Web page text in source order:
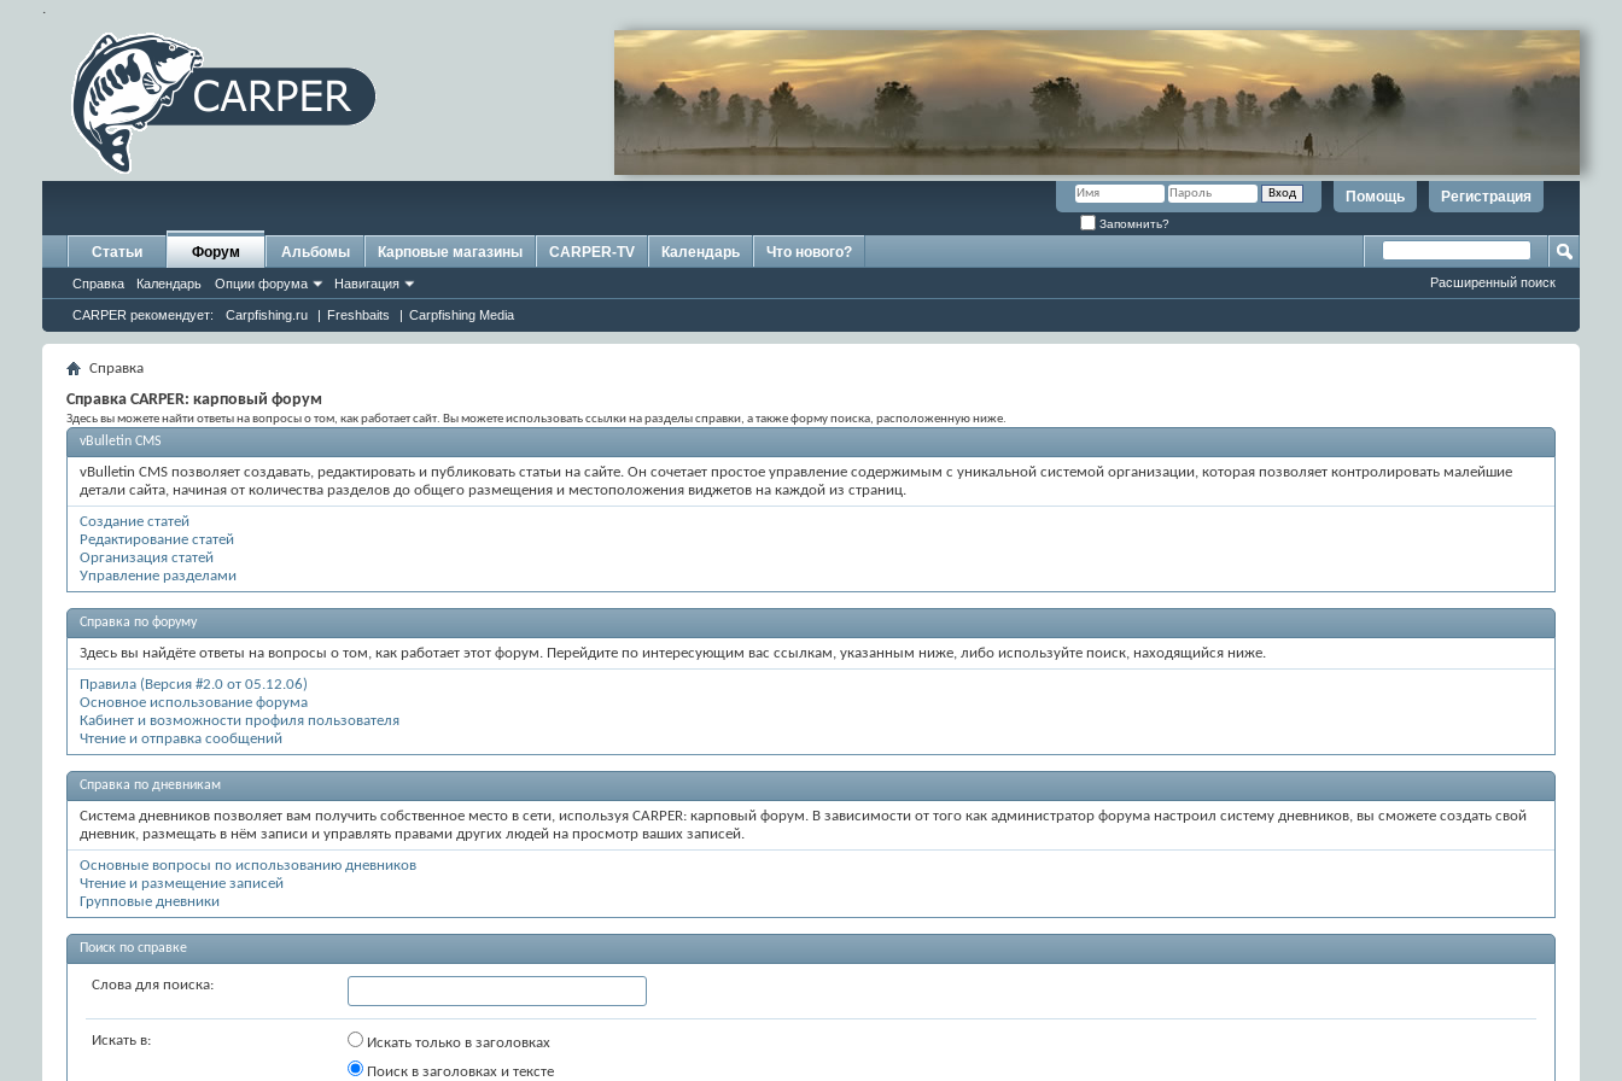
.
Регистрация
Помощь
Запомнить?
Статьи Форум
Справка Календарь Опции форума Навигация
CARPER рекомендует: Carpfishing.ru | Freshbaits | Carpfishing Media
Альбомы Карповые магазины CARPER-TV Календарь Что нового?
Расширенный поиск
Справка
Справка CARPER: карповый форум
Здесь вы можете найти ответы на вопросы о том, как работает сайт. Вы можете использовать ссылки на разделы справки, а также форму поиска, расположенную ниже.
vBulletin CMS
vBulletin CMS позволяет создавать, редактировать и публиковать статьи на сайте. Он сочетает простое управление содержимым с уникальной системой организации, которая позволяет контролировать малейшие
детали сайта, начиная от количества разделов до общего размещения и местоположения виджетов на каждой из страниц.
Создание статей
Редактирование статей
Организация статей
Управление разделами
Справка по форуму
Здесь вы найдёте ответы на вопросы о том, как работает этот форум. Перейдите по интересующим вас ссылкам, указанным ниже, либо используйте поиск, находящийся ниже.
Правила (Версия #2.0 от 05.12.06)
Основное использование форума
Кабинет и возможности профиля пользователя
Чтение и отправка сообщений
Справка по дневникам
Система дневников позволяет вам получить собственное место в сети, используя CARPER: карповый форум. В зависимости от того как администратор форума настроил систему дневников, вы сможете создать свой
дневник, размещать в нём записи и управлять правами других людей на просмотр ваших записей.
Основные вопросы по использованию дневников
Чтение и размещение записей
Групповые дневники
Поиск по справке
Слова для поиска:
Искать в:
Искать только в заголовках
Поиск в заголовках и тексте